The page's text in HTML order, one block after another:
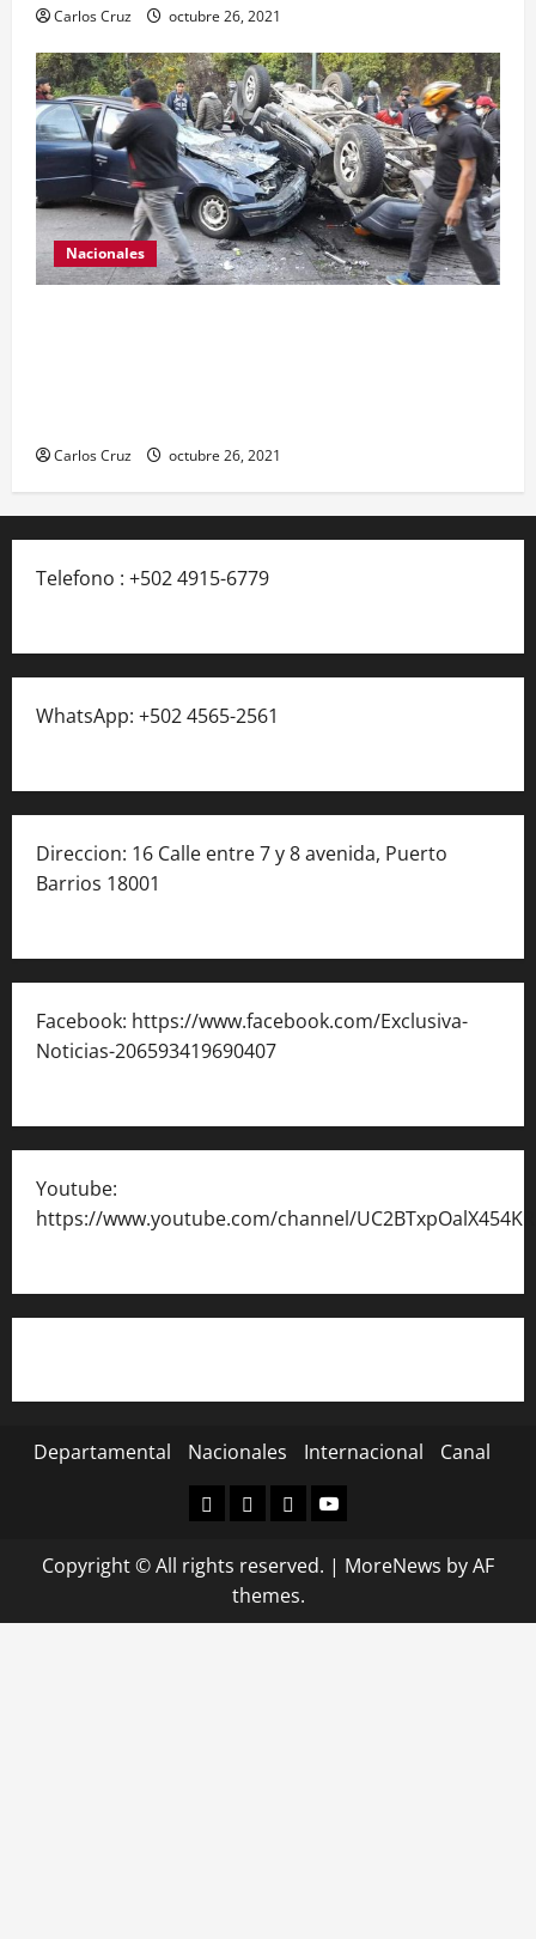
Carlos Cruz octubre 26, 2021
Nacionales
Carlos Cruz octubre 26, 2021
Telefono : +502 4915-6779
WhatsApp: +502 4565-2561
Direccion: 16 Calle entre 7 y 8 avenida, Puerto
Barrios 18001
Facebook: https://www.facebook.com/Exclusiva-
Noticias-206593419690407
Youtube:
https://www.youtube.com/channel/
Departamental Nacionales Internacional Canal
Departamental
Nacionales
Internacional
Canal
Copyright © All rights reserved. | MoreNews by AF
themes.